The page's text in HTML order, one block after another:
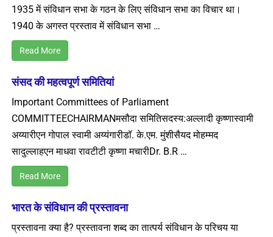
1935 में संविधान सभा के गठन के लिए संविधान सभा का विचार था।
1940 के अगस्त प्रस्ताव में संविधान सभा …
Read More
संसद की महत्वपूर्ण समितियां
Important Committees of Parliament
COMMITTEECHAIRMANमसौदा समितिसदस्य:अल्लादी कृष्णास्वामी
अय्यारीएन गोपाल स्वामी अय्यंगारीडॉ. के.एम. मुंशीसैयद मोहम्मद
सादुल्लाहएन माधवा रावटीटी कृष्णा मचारीDr. B.R …
Read More
भारत के संविधान की प्रस्तावना
प्रस्तावना क्या है? प्रस्तावना शब्द का तात्पर्य संविधान के परिचय या